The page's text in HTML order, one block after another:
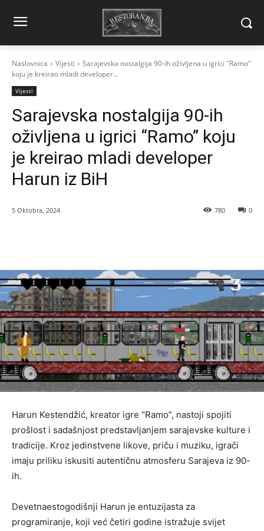
Naslovnica Vijesti
Sarajevska nostalgija 90-ih oživljena u igrici "Ramo"
koju je kreirao mladi developer...
Vijesti
Sarajevska nostalgija 90-ih
oživljena u igrici “Ramo” koju
je kreirao mladi developer
Harun iz BiH
5 Oktobra, 2024 0
780
Harun Kestendžić, kreator igre “Ramo”, nastoji spojiti
prošlost i sadašnjost predstavljanjem sarajevske kulture i
tradicije. Kroz jedinstvene likove, priču i muziku, igrači
imaju priliku iskusiti autentičnu atmosferu Sarajeva iz 90-
ih.
Devetnaestogodišnji Harun je entuzijasta za
programiranje, koji već četiri godine istražuje svijet